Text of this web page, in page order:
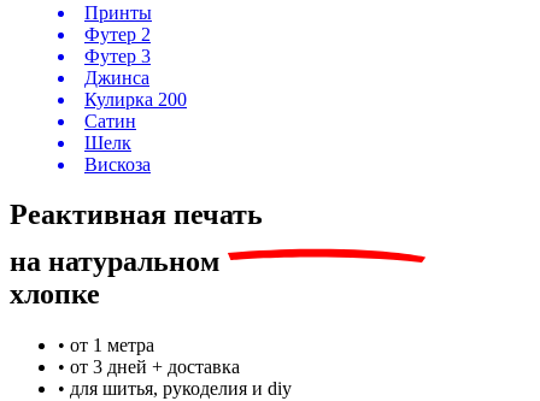
Принты
Футер 2
Футер 3
Джинса
Кулирка 200
Сатин
Шелк
Вискоза
Реактивная печать
на натуральном
хлопке
• от 1 метра
• от 3 дней + доставка
• для шитья, рукоделия и diy